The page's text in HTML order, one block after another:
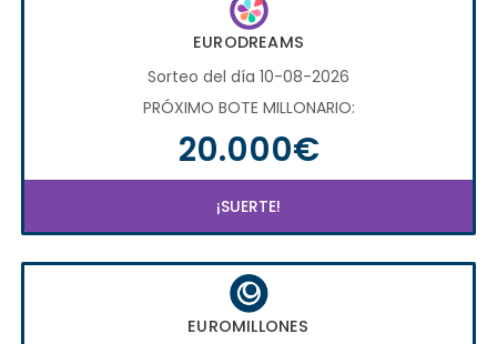
EURODREAMS
Sorteo del día 10-08-2026
PRÓXIMO BOTE MILLONARIO:
20.000€
¡SUERTE!
EUROMILLONES